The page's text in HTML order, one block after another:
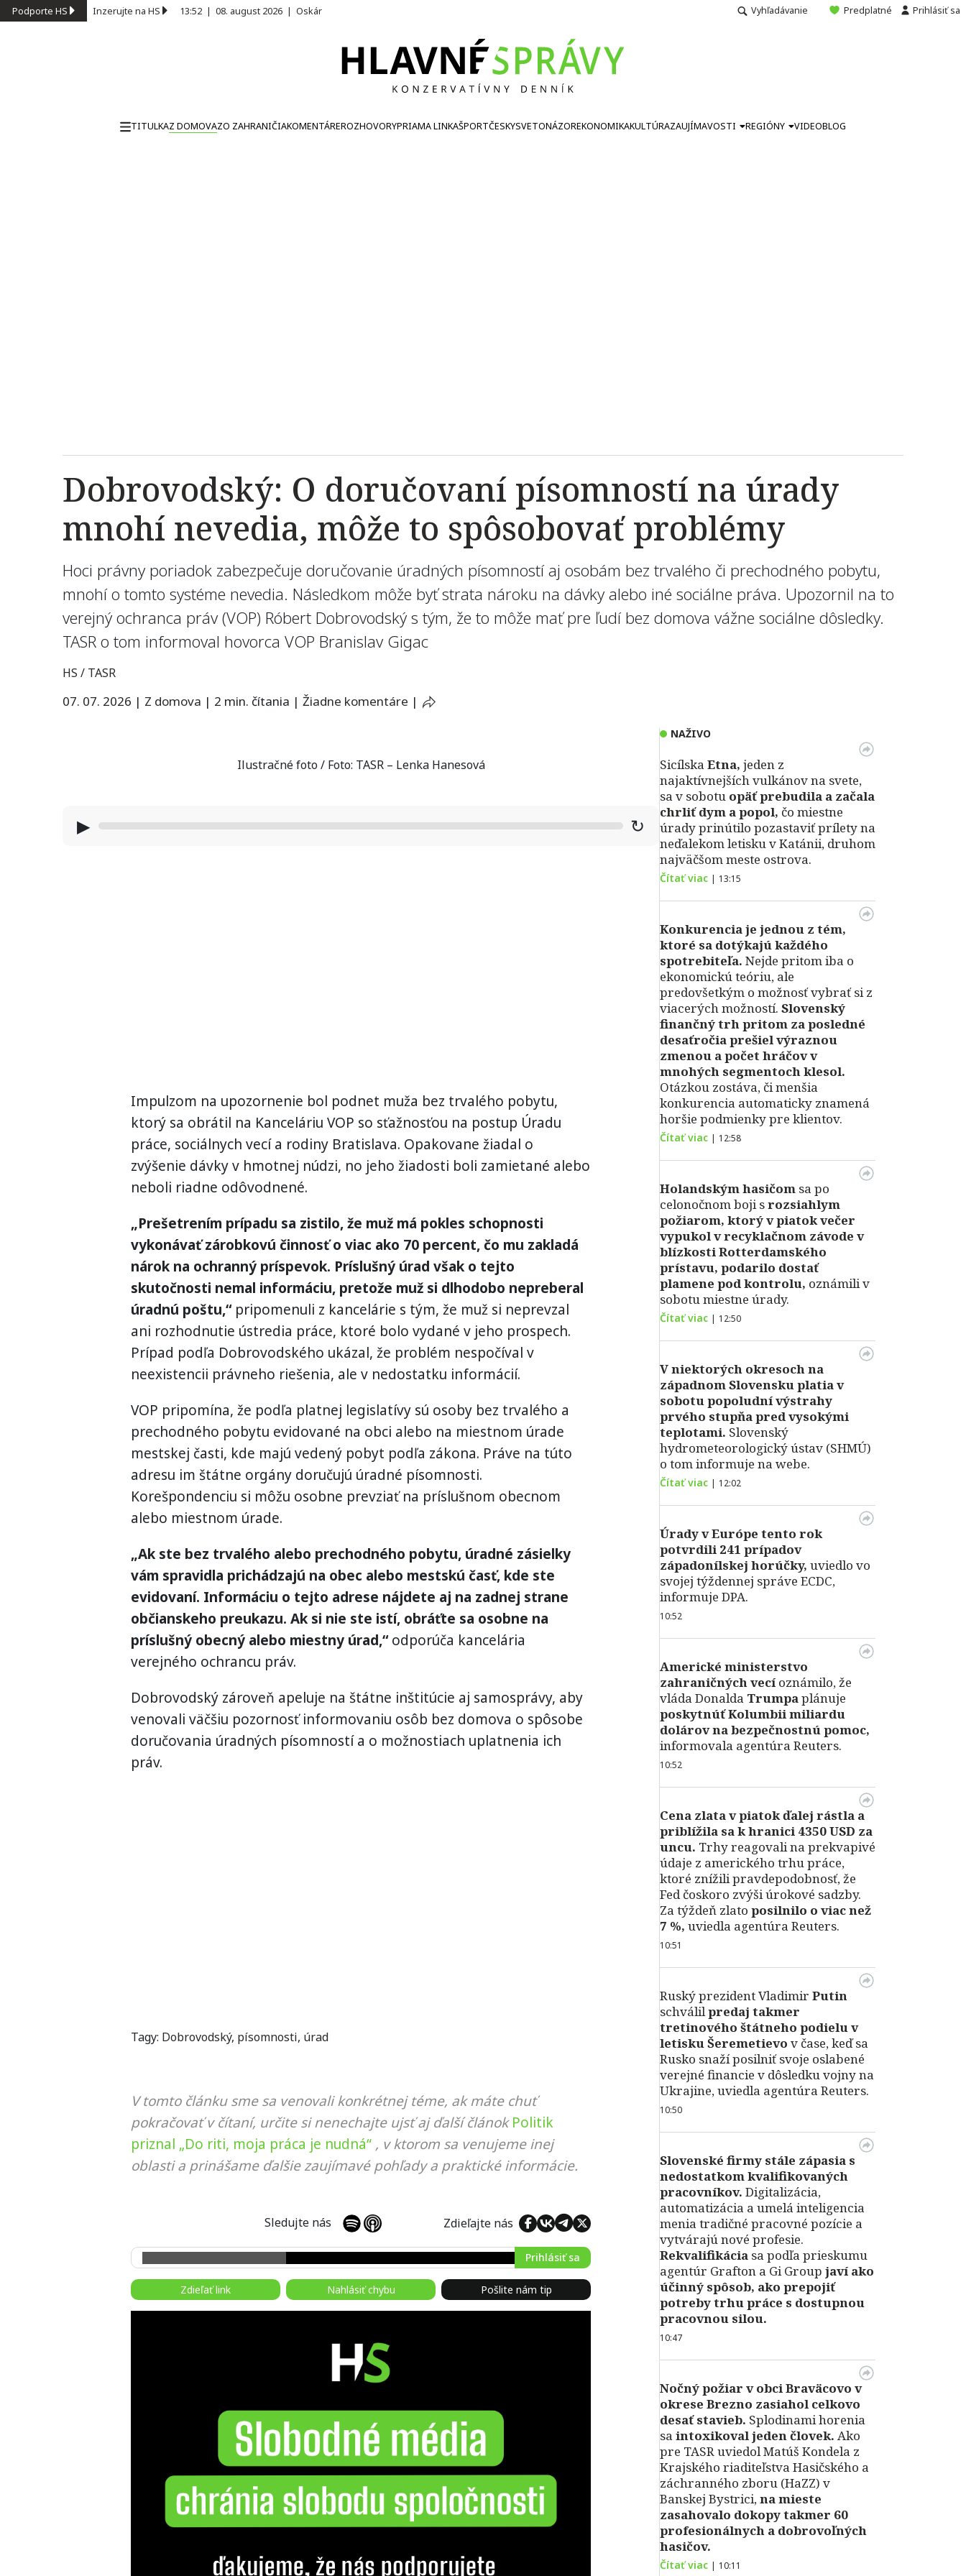
Podporte HS Inzerujte na HS 13:52 | 08. august 2026 | Oskár Vyhľadávanie Predplatné Prihlásiť sa
TITULKAZ DOMOVAZO ZAHRANIČIAKOMENTÁREROZHOVORYPRIAMA LINKAŠPORTČESKYSVETONÁZOREKONOMIKAKULTÚRAZAUJÍMAVOSTI REGIÓNY VIDEOBLOG
Dobrovodský: O doručovaní písomností na úrady
mnohí nevedia, môže to spôsobovať problémy
Hoci právny poriadok zabezpečuje doručovanie úradných písomností aj osobám bez trvalého či prechodného pobytu,
mnohí o tomto systéme nevedia. Následkom môže byť strata nároku na dávky alebo iné sociálne práva. Upozornil na to
verejný ochranca práv (VOP) Róbert Dobrovodský s tým, že to môže mať pre ľudí bez domova vážne sociálne dôsledky.
TASR o tom informoval hovorca VOP Branislav Gigac
HS / TASR
07. 07. 2026 | Z domova | 2 min. čítania | Žiadne komentáre |
Ilustračné foto / Foto: TASR – Lenka Hanesová
▶ ↻
Impulzom na upozornenie bol podnet muža bez trvalého pobytu,
ktorý sa obrátil na Kanceláriu VOP so sťažnosťou na postup Úradu
práce, sociálnych vecí a rodiny Bratislava. Opakovane žiadal o
zvýšenie dávky v hmotnej núdzi, no jeho žiadosti boli zamietané alebo
neboli riadne odôvodnené.
„Prešetrením prípadu sa zistilo, že muž má pokles schopnosti
vykonávať zárobkovú činnosť o viac ako 70 percent, čo mu zakladá
nárok na ochranný príspevok. Príslušný úrad však o tejto
skutočnosti nemal informáciu, pretože muž si dlhodobo nepreberal
úradnú poštu,“pripomenuli z kancelárie s tým, že muž si neprevzal
ani rozhodnutie ústredia práce, ktoré bolo vydané v jeho prospech.
Prípad podľa Dobrovodského ukázal, že problém nespočíval v
neexistencii právneho riešenia, ale v nedostatku informácií.
VOP pripomína, že podľa platnej legislatívy sú osoby bez trvalého a
prechodného pobytu evidované na obci alebo na miestnom úrade
mestskej časti, kde majú vedený pobyt podľa zákona. Práve na túto
adresu im štátne orgány doručujú úradné písomnosti.
Korešpondenciu si môžu osobne prevziať na príslušnom obecnom
alebo miestnom úrade.
„Ak ste bez trvalého alebo prechodného pobytu, úradné zásielky
vám spravidla prichádzajú na obec alebo mestskú časť, kde ste
evidovaní. Informáciu o tejto adrese nájdete aj na zadnej strane
občianskeho preukazu. Ak si nie ste istí, obráťte sa osobne na
príslušný obecný alebo miestny úrad,“odporúča kancelária
verejného ochrancu práv.
Dobrovodský zároveň apeluje na štátne inštitúcie aj samosprávy, aby
venovali väčšiu pozornosť informovaniu osôb bez domova o spôsobe
doručovania úradných písomností a o možnostiach uplatnenia ich
práv.
Tagy: Dobrovodský, písomnosti, úrad
V tomto článku sme sa venovali konkrétnej téme, ak máte chuť
pokračovať v čítaní, určite si nenechajte ujsť aj ďalší článok Politik
priznal „Do riti, moja práca je nudná“ , v ktorom sa venujeme inej
oblasti a prinášame ďalšie zaujímavé pohľady a praktické informácie.
Sledujte nás Zdieľajte nás
Prihlásiť sa
Zdieľať link Nahlásiť chybu Pošlite nám tip
NAŽIVO
Sicílska Etna, jeden z
najaktívnejších vulkánov na svete,
sa v sobotu opäť prebudila a začala
chrliť dym a popol, čo miestne
úrady prinútilo pozastaviť prílety na
neďalekom letisku v Katánii, druhom
najväčšom meste ostrova.
Čítať viac | 13:15
Konkurencia je jednou z tém,
ktoré sa dotýkajú každého
spotrebiteľa. Nejde pritom iba o
ekonomickú teóriu, ale
predovšetkým o možnosť vybrať si z
viacerých možností. Slovenský
finančný trh pritom za posledné
desaťročia prešiel výraznou
zmenou a počet hráčov v
mnohých segmentoch klesol.
Otázkou zostáva, či menšia
konkurencia automaticky znamená
horšie podmienky pre klientov.
Čítať viac | 12:58
Holandským hasičom sa po
celonočnom boji srozsiahlym
požiarom, ktorý v piatok večer
vypukol v recyklačnom závode v
blízkosti Rotterdamského
prístavu, podarilo dostať
plamene pod kontrolu, oznámili v
sobotu miestne úrady.
Čítať viac | 12:50
V niektorých okresoch na
západnom Slovensku platia v
sobotu popoludní výstrahy
prvého stupňa pred vysokými
teplotami. Slovenský
hydrometeorologický ústav (SHMÚ)
o tom informuje na webe.
Čítať viac | 12:02
Úrady v Európe tento rok
potvrdili 241 prípadov
západonílskej horúčky, uviedlo vo
svojej týždennej správe ECDC,
informuje DPA.
10:52
Americké ministerstvo
zahraničných vecí oznámilo, že
vláda Donalda Trumpaplánuje
poskytnúť Kolumbii miliardu
dolárov na bezpečnostnú pomoc,
informovala agentúra Reuters.
10:52
Cena zlata v piatok ďalej rástla a
priblížila sa k hranici 4350 USD za
uncu. Trhy reagovali na prekvapivé
údaje z amerického trhu práce,
ktoré znížili pravdepodobnosť, že
Fed čoskoro zvýši úrokové sadzby.
Za týždeň zlato posilnilo o viac než
7 %, uviedla agentúra Reuters.
10:51
Ruský prezident Vladimir Putin
schválilpredaj takmer
tretinového štátneho podielu v
letisku Šeremetievo v čase, keď sa
Rusko snaží posilniť svoje oslabené
verejné financie v dôsledku vojny na
Ukrajine, uviedla agentúra Reuters.
10:50
Slovenské firmy stále zápasia s
nedostatkom kvalifikovaných
pracovníkov. Digitalizácia,
automatizácia a umelá inteligencia
menia tradičné pracovné pozície a
vytvárajú nové profesie.
Rekvalifikácia sa podľa prieskumu
agentúr Grafton a Gi Group javí ako
účinný spôsob, ako prepojiť
potreby trhu práce s dostupnou
pracovnou silou.
10:47
Nočný požiar v obci Braväcovo v
okrese Brezno zasiahol celkovo
desať stavieb. Splodinami horenia
sa intoxikoval jeden človek. Ako
pre TASR uviedol Matúš Kondela z
Krajského riaditeľstva Hasičského a
záchranného zboru (HaZZ) v
Banskej Bystrici,na mieste
zasahovalo dokopy takmer 60
profesionálnych a dobrovoľných
hasičov.
Čítať viac | 10:11